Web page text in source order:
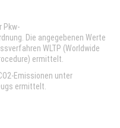
Pkw-
Die angegebenen Werte
WLTP (Worldwide
ermittelt.
Emissionen unter
ermittelt.